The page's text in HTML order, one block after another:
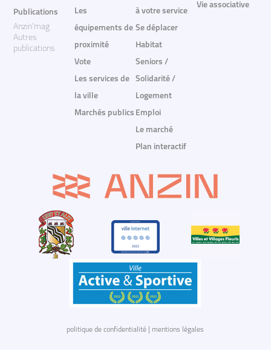
Publications
Anzin'mag
Autres
publications
Les
équipements de
proximité
Vote
Les services de
la ville
Marchés publics
à votre service
Se déplacer
Habitat
Seniors /
Solidarité /
Logement
Emploi
Le marché
Plan interactif
Vie associative
politique de confidentialité mentions légales